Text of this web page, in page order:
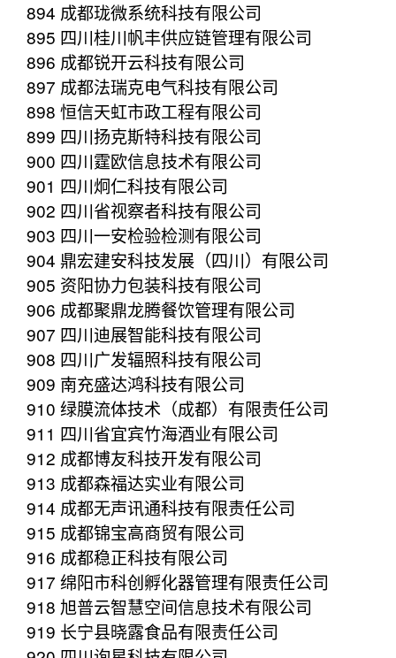
894 成都珑微系统科技有限公司
895 四川桂川帆丰供应链管理有限公司
896 成都锐开云科技有限公司
897 成都法瑞克电气科技有限公司
898 恒信天虹市政工程有限公司
899 四川扬克斯特科技有限公司
900 四川霆欧信息技术有限公司
901 四川炯仁科技有限公司
902 四川省视察者科技有限公司
903 四川一安检验检测有限公司
904 鼎宏建安科技发展（四川）有限公司
905 资阳协力包装科技有限公司
906 成都聚鼎龙腾餐饮管理有限公司
907 四川迪展智能科技有限公司
908 四川广发辐照科技有限公司
909 南充盛达鸿科技有限公司
910 绿膜流体技术（成都）有限责任公司
911 四川省宜宾竹海酒业有限公司
912 成都博友科技开发有限公司
913 成都森福达实业有限公司
914 成都无声讯通科技有限责任公司
915 成都锦宝高商贸有限公司
916 成都稳正科技有限公司
917 绵阳市科创孵化器管理有限责任公司
918 旭普云智慧空间信息技术有限公司
919 长宁县晓露食品有限责任公司